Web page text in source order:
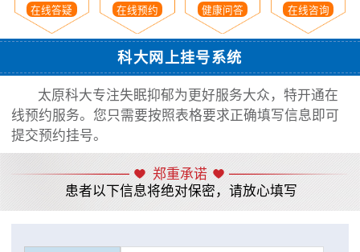
在线答疑 在线预约 健康问答 在线咨询
科大网上挂号系统
太原科大专注失眠抑郁为更好服务大众，特开通在
线预约服务。您只需要按照表格要求正确填写信息即可
提交预约挂号。
郑重承诺
患者以下信息将绝对保密，请放心填写